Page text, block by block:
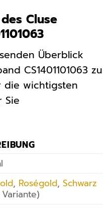
Cluse
Überblick
CS1401101063 zu
die wichtigsten
Sie
, Roségold, Schwarz